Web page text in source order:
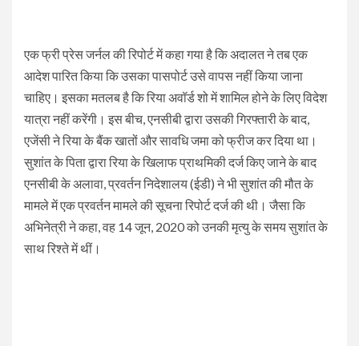
एक फ्री प्रेस जर्नल की रिपोर्ट में कहा गया है कि अदालत ने तब एक
आदेश पारित किया कि उसका पासपोर्ट उसे वापस नहीं किया जाना
चाहिए। इसका मतलब है कि रिया अवॉर्ड शो में शामिल होने के लिए विदेश
यात्रा नहीं करेंगी। इस बीच, एनसीबी द्वारा उसकी गिरफ्तारी के बाद,
एजेंसी ने रिया के बैंक खातों और सावधि जमा को फ्रीज कर दिया था।
सुशांत के पिता द्वारा रिया के खिलाफ प्राथमिकी दर्ज किए जाने के बाद
एनसीबी के अलावा, प्रवर्तन निदेशालय (ईडी) ने भी सुशांत की मौत के
मामले में एक प्रवर्तन मामले की सूचना रिपोर्ट दर्ज की थी। जैसा कि
अभिनेत्री ने कहा, वह 14 जून, 2020 को उनकी मृत्यु के समय सुशांत के
साथ रिश्ते में थीं।